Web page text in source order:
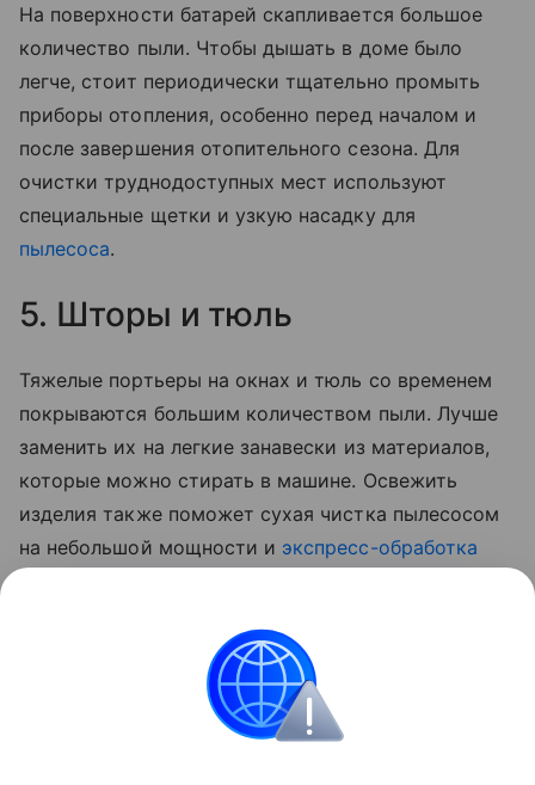
На поверхности батарей скапливается большое
количество пыли. Чтобы дышать в доме было
легче, стоит периодически тщательно промыть
приборы отопления, особенно перед началом и
после завершения отопительного сезона. Для
очистки труднодоступных мест используют
специальные щетки и узкую насадку для
пылесоса.
5. Шторы и тюль
Тяжелые портьеры на окнах и тюль со временем
покрываются большим количеством пыли. Лучше
заменить их на легкие занавески из материалов,
которые можно стирать в машине. Освежить
изделия также поможет сухая чистка пылесосом
на небольшой мощности и экспресс-обработка
поможет удалить загрязнения и избавиться от
вредоносных бактерий и пылевых клещей.